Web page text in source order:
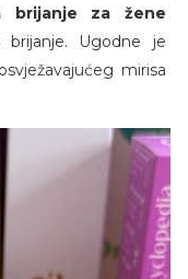
brijanje za žene
Ugodne je
mirisa